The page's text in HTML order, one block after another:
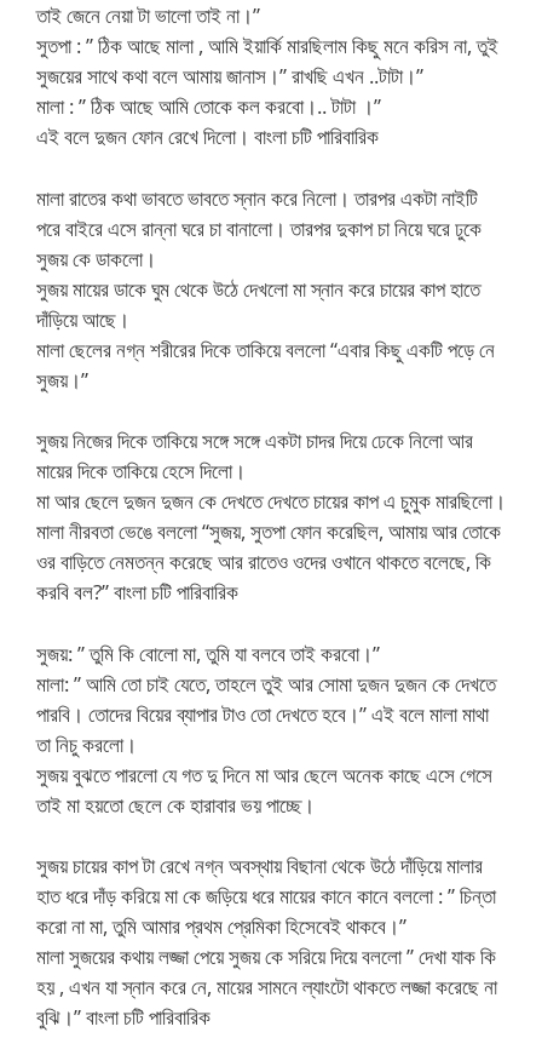
তাই জেনে নেয়া টা ভালো তাই না।”
সুতপা : ” ঠিক আছে মালা , আমি ইয়ার্কি মারছিলাম কিছু মনে করিস না, তুই
সুজয়ের সাথে কথা বলে আমায় জানাস।” রাখছি এখন ..টাটা।”
মালা : ” ঠিক আছে আমি তোকে কল করবো।.. টাটা ।”
এই বলে দুজন ফোন রেখে দিলো। বাংলা চটি পারিবারিক
মালা রাতের কথা ভাবতে ভাবতে স্নান করে নিলো। তারপর একটা নাইটি
পরে বাইরে এসে রান্না ঘরে চা বানালো। তারপর দুকাপ চা নিয়ে ঘরে ঢুকে
সুজয় কে ডাকলো।
সুজয় মায়ের ডাকে ঘুম থেকে উঠে দেখলো মা স্নান করে চায়ের কাপ হাতে
দাঁড়িয়ে আছে।
মালা ছেলের নগ্ন শরীরের দিকে তাকিয়ে বললো “এবার কিছু একটি পড়ে নে
সুজয়।”
সুজয় নিজের দিকে তাকিয়ে সঙ্গে সঙ্গে একটা চাদর দিয়ে ঢেকে নিলো আর
মায়ের দিকে তাকিয়ে হেসে দিলো।
মা আর ছেলে দুজন দুজন কে দেখতে দেখতে চায়ের কাপ এ চুমুক মারছিলো।
মালা নীরবতা ভেঙে বললো “সুজয়, সুতপা ফোন করেছিল, আমায় আর তোকে
ওর বাড়িতে নেমতন্ন করেছে আর রাতেও ওদের ওখানে থাকতে বলেছে, কি
করবি বল?” বাংলা চটি পারিবারিক
সুজয়: ” তুমি কি বোলো মা, তুমি যা বলবে তাই করবো।”
মালা: ” আমি তো চাই যেতে, তাহলে তুই আর সোমা দুজন দুজন কে দেখতে
পারবি। তোদের বিয়ের ব্যাপার টাও তো দেখতে হবে।” এই বলে মালা মাথা
তা নিচু করলো।
সুজয় বুঝতে পারলো যে গত দু দিনে মা আর ছেলে অনেক কাছে এসে গেসে
তাই মা হয়তো ছেলে কে হারাবার ভয় পাচ্ছে।
সুজয় চায়ের কাপ টা রেখে নগ্ন অবস্থায় বিছানা থেকে উঠে দাঁড়িয়ে মালার
হাত ধরে দাঁড় করিয়ে মা কে জড়িয়ে ধরে মায়ের কানে কানে বললো : ” চিন্তা
করো না মা, তুমি আমার প্রথম প্রেমিকা হিসেবেই থাকবে।”
মালা সুজয়ের কথায় লজ্জা পেয়ে সুজয় কে সরিয়ে দিয়ে বললো ” দেখা যাক কি
হয় , এখন যা স্নান করে নে, মায়ের সামনে ল্যাংটো থাকতে লজ্জা করেছে না
বুঝি।” বাংলা চটি পারিবারিক